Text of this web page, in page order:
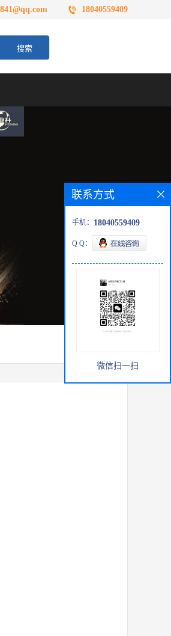
18040559409
联系方式
手机： 18040559409
Q Q：
微信扫一扫